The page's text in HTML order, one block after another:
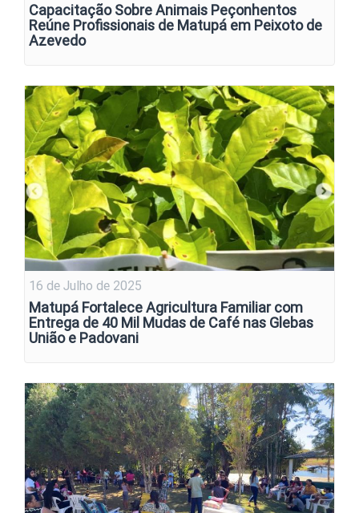
Capacitação Sobre Animais Peçonhentos
Reúne Profissionais de Matupá em Peixoto de
Azevedo
16 de Julho de 2025
Matupá Fortalece Agricultura Familiar com
Entrega de 40 Mil Mudas de Café nas Glebas
União e Padovani